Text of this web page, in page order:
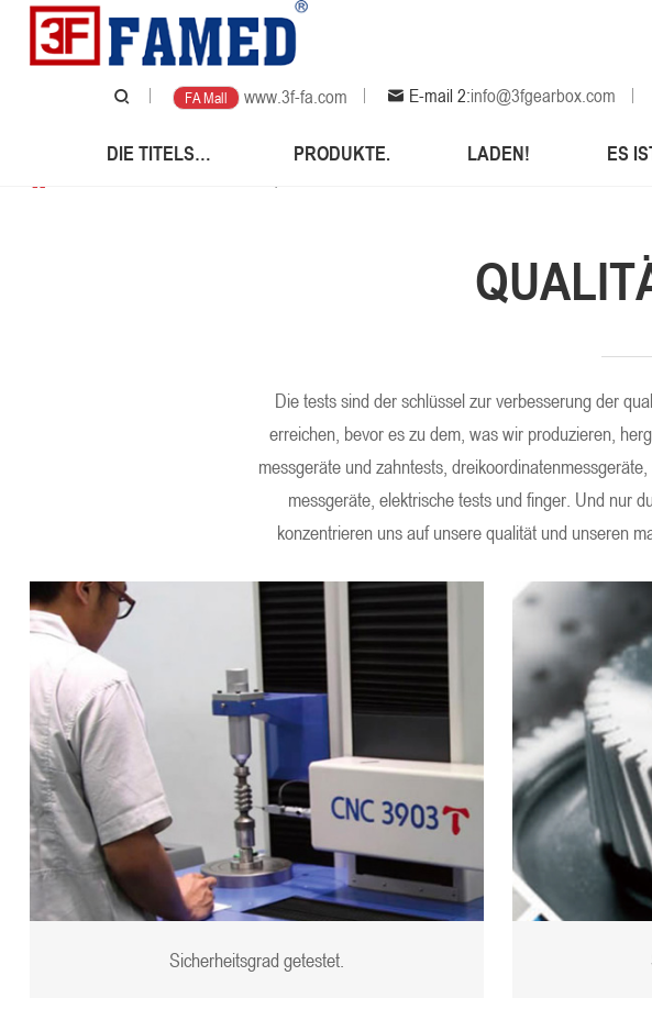
E-mail 2:info@3fgearbox.com
FA Mall www.3f-fa.com
DIE TITELSEITE. PRODUKTE. LADEN!
Die tests sind der schlüssel zur verbesserung der
erreichen, bevor es zu dem, was wir produzieren,
messgeräte und zahntests,
messgeräte, elektrische tests und finger. Und nur
konzentrieren uns auf unsere qualität und unseren
Sicherheitsgrad getestet.